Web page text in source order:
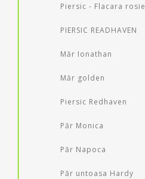
Piersic - Flacara rosie
PIERSIC READHAVEN
Măr Ionathan
Măr golden
Piersic Redhaven
Păr Monica
Păr Napoca
Păr untoasa Hardy